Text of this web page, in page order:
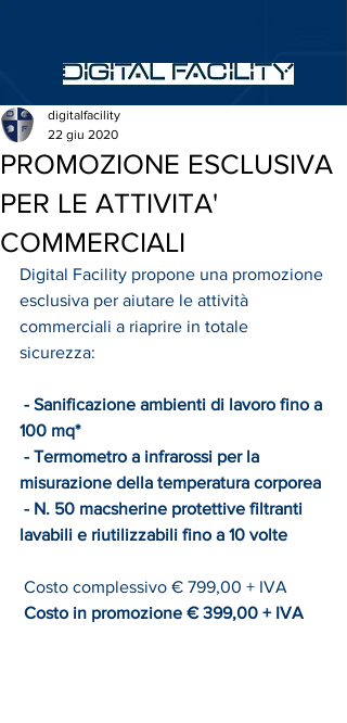
PROMOZIONE ESCLUSIVA
PER LE ATTIVITA'
COMMERCIALI
digitalfacility
22 giu 2020
Digital Facility propone una promozione
esclusiva per aiutare le attività
commerciali a riaprire in totale
sicurezza:
- Sanificazione ambienti di lavoro fino a
100 mq*
- Termometro a infrarossi per la
misurazione della temperatura corporea
- N. 50 macsherine protettive filtranti
lavabili e riutilizzabili fino a 10 volte
Costo complessivo € 799,00 + IVA
Costo in promozione € 399,00 + IVA